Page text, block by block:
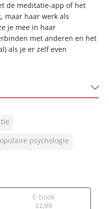
de meditatie-app of het
maar haar werk als
je mee in haar
met anderen en het
als je er zelf even
psychologie
E-book
12,99